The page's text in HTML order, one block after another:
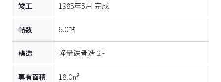
竣工 1985年5月 完成
帖数 6.0帖
構造 軽量鉄骨造2F
専有面積 18.0㎡